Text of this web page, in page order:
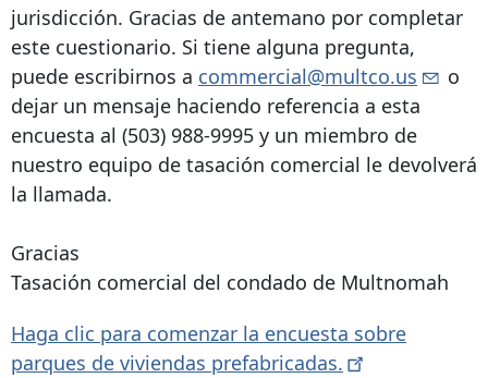
jurisdicción. Gracias de antemano por completar
este cuestionario. Si tiene alguna pregunta,
puede escribirnos a commercial@multco.us
o
dejar un mensaje haciendo referencia a esta
encuesta al (503) 988-9995 y un miembro de
nuestro equipo de tasación comercial le devolverá
la llamada.
Gracias
Tasación comercial del condado de Multnomah
Haga clic para comenzar la encuesta sobre
parques de viviendas prefabricadas.